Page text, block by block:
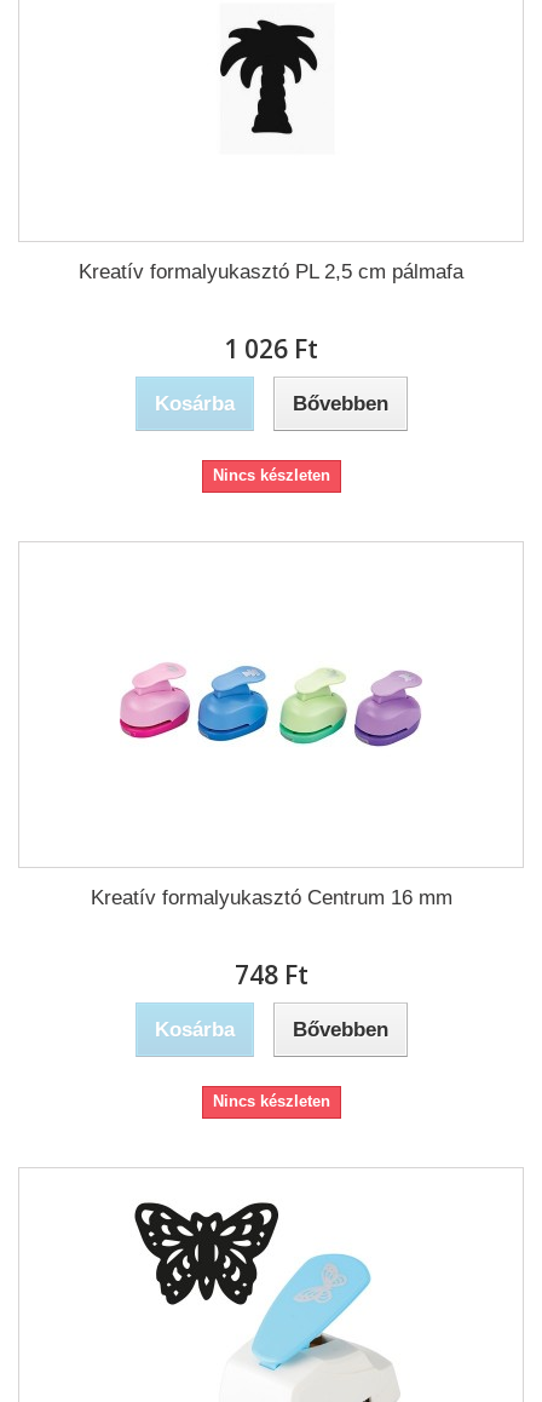
Kreatív formalyukasztó PL 2,5 cm pálmafa
1 026 Ft‎
Kosárba Bővebben
Nincs készleten
Kreatív formalyukasztó Centrum 16 mm
748 Ft‎
Kosárba Bővebben
Nincs készleten